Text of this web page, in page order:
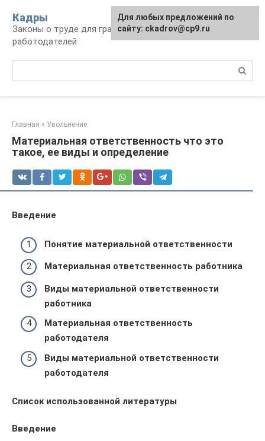
контенту
Кадры
Законы о труде для граждан и
работодателей
Главная » Увольнение
Материальная ответственность что это
такое, ее виды и определение
Введение
Понятие материальной ответственности
Материальная ответственность работника
Виды материальной ответственности
работника
Материальная ответственность
работодателя
Виды материальной ответственности
работодателя
Список использованной литературы
Введение
Для любых предложений по
сайту: ckadrov@cp9.ru